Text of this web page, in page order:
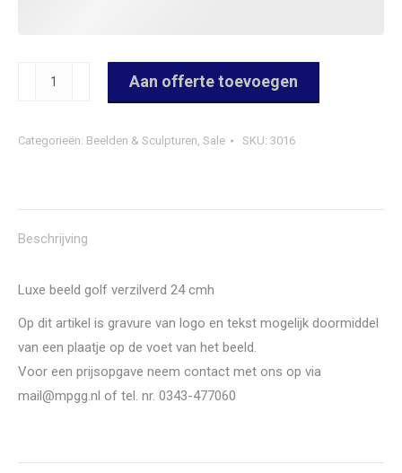
golf
Aan offerte toevoegen
Categorieën: Beelden & Sculpturen, Sale SKU: 3016
Beschrijving
Luxe beeld golf verzilverd 24 cmh
Op dit artikel is gravure van logo en tekst mogelijk doormiddel
van een plaatje op de voet van het beeld.
Voor een prijsopgave neem contact met ons op via
mail@mpgg.nl of tel. nr. 0343-477060